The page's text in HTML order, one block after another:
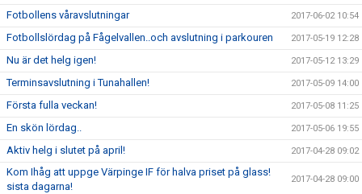
Fotbollens våravslutningar 2017-06-02 10:54
Fotbollslördag på Fågelvallen..och avslutning i parkouren 2017-05-19 12:28
Nu är det helg igen! 2017-05-12 13:29
Terminsavslutning i Tunahallen! 2017-05-09 14:00
Första fulla veckan! 2017-05-08 11:25
En skön lördag.. 2017-05-06 19:55
Aktiv helg i slutet på april! 2017-04-28 09:02
Kom Ihåg att uppge Värpinge IF för halva priset på glass!
sista dagarna!
2017-04-28 09:00